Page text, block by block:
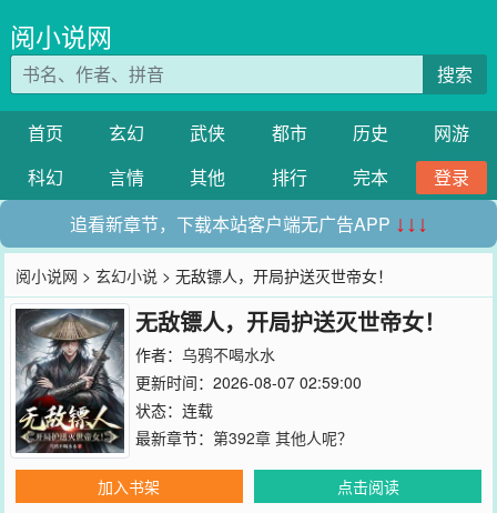
阅小说网
搜索
首页 玄幻 武侠 都市 历史
网游
科幻
言情 其他 排行 完本
登录
追看新章节，下载本站客户端无广告APP ↓↓↓
阅小说网 >玄幻小说 > 无敌镖人，开局护送灭世帝女！
无敌镖人，开局护送灭世帝女！
作者： 乌鸦不喝水水
更新时间：2026-08-07 02:59:00
状态：连载
最新章节： 第392章 其他人呢？
加入书架
点击阅读